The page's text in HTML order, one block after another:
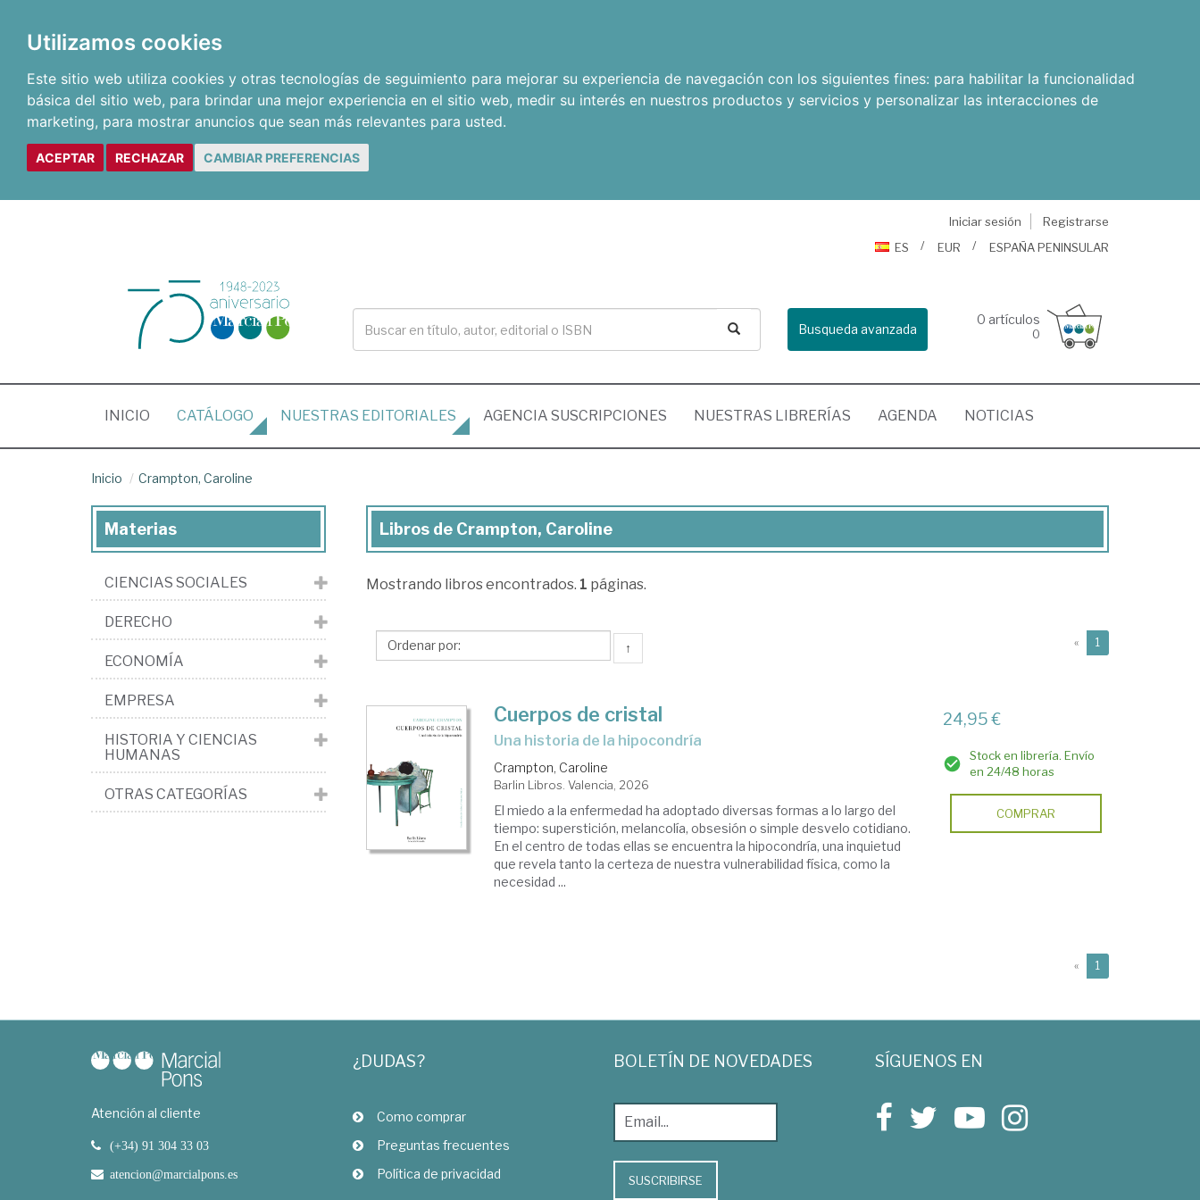
Utilizamos cookies
Este sitio web utiliza cookies y otras tecnologías de seguimiento para mejorar su experiencia de navegación con los siguientes fines: para habilitar la funcionalidad
básica del sitio web, para brindar una mejor experiencia en el sitio web, medir su interés en nuestros productos y servicios y personalizar las interacciones de
marketing, para mostrar anuncios que sean más relevantes para usted.
ACEPTAR RECHAZAR CAMBIAR PREFERENCIAS
Iniciar sesión
Registrarse
ES
EUR ESPAÑA PENINSULAR
Busqueda avanzada
0 artículos
0
INICIO (CURRENT)
CATÁLOGO NUESTRAS EDITORIALES AGENCIA SUSCRIPCIONES NUESTRAS LIBRERÍAS AGENDA NOTICIAS
Inicio Crampton, Caroline
Libros
Crampton,
Libros de Crampton, Caroline
Mostrando libros encontrados. 1 páginas.
↑ « 1
Cuerpos de cristal
Una historia de la hipocondría
Crampton, Caroline
Barlin Libros. Valencia, 2026
El miedo a la enfermedad ha adoptado diversas formas a lo largo del
tiempo: superstición, melancolía, obsesión o simple desvelo cotidiano.
En el centro de todas ellas se encuentra la hipocondría, una inquietud
que revela tanto la certeza de nuestra vulnerabilidad física, como la
necesidad ...
24,95 €
Stock en librería. Envío
en 24/48 horas
COMPRAR
« 1
Materias
CIENCIAS SOCIALES
DERECHO
ECONOMÍA
EMPRESA
HISTORIA Y CIENCIAS
HUMANAS
OTRAS CATEGORÍAS
Atención al cliente
(+34) 91 304 33 03
atencion@marcialpons.es
¿DUDAS?
Como comprar
Preguntas frecuentes
Política de privacidad
BOLETÍN DE NOVEDADES
SUSCRIBIRSE
SÍGUENOS EN